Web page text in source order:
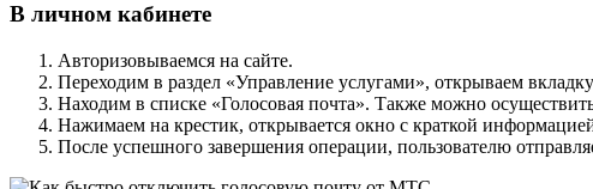
В личном кабинете
Авторизовываемся на сайте.
Переходим в раздел «Управление услугами», открываем
Находим в списке «Голосовая почта». Также можно
Нажимаем на крестик, открывается окно с краткой
После успешного завершения операции, пользователю